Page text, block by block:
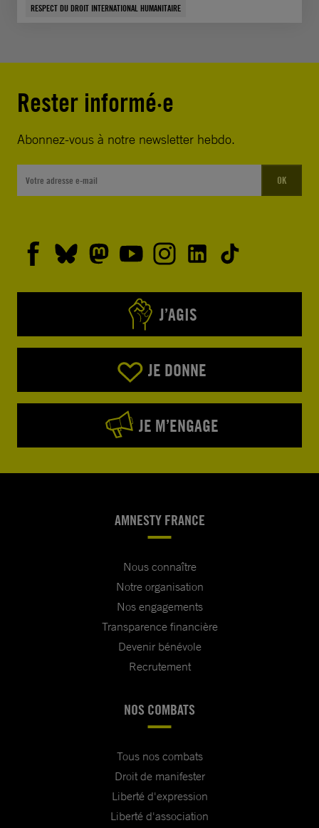
RESPECT DU DROIT INTERNATIONAL HUMANITAIRE
Rester informé·e
Abonnez-vous à notre newsletter hebdo.
OK
J’AGIS
JE DONNE
JE M’ENGAGE
AMNESTY FRANCE
Nous connaître
Notre organisation
Nos engagements
Transparence financière
Devenir bénévole
Recrutement
NOS COMBATS
Tous nos combats
Droit de manifester
Liberté d'expression
Liberté d'association